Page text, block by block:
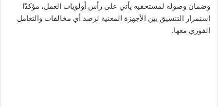
وضمان وصوله لمستحقيه يأتي على رأس أولويات العمل، مؤكدًا
استمرار التنسيق بين الأجهزة المعنية لرصد أي مخالفات والتعامل
الفوري معها.